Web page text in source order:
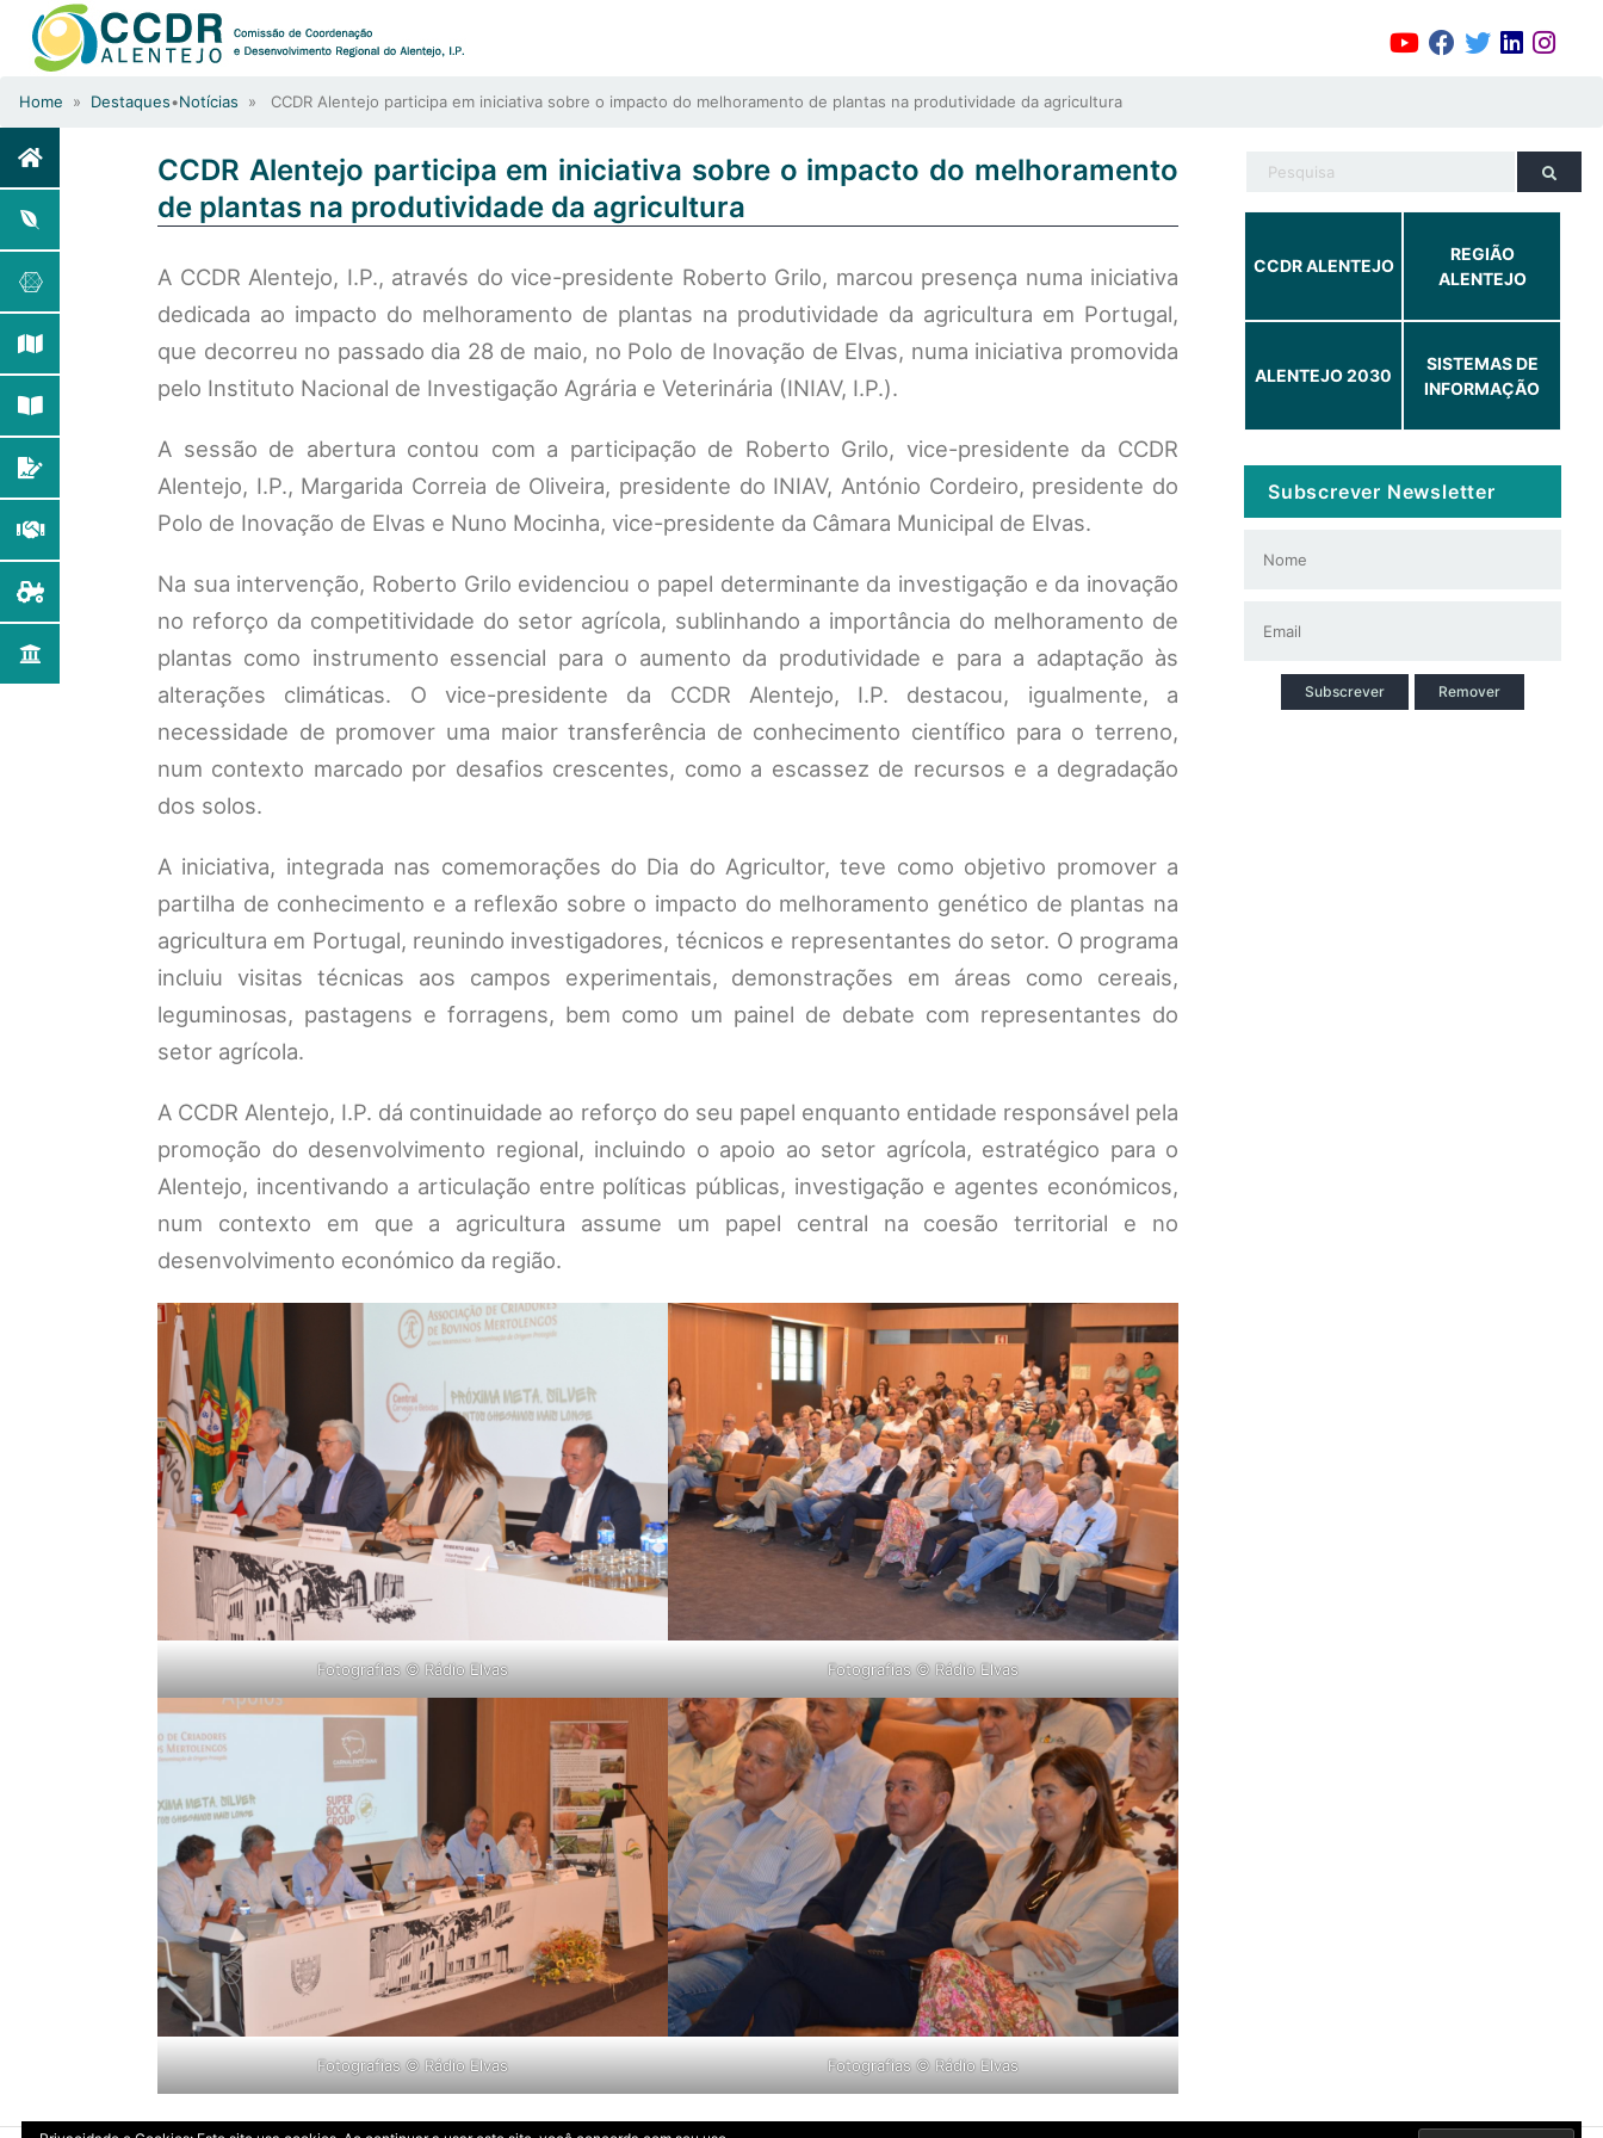
Home » Destaques•Notícias » CCDR Alentejo participa em iniciativa sobre o impacto do melhoramento de plantas na produtividade da agricultura
CCDR Alentejo participa em iniciativa sobre o impacto do melhoramento
de plantas na produtividade da agricultura
A CCDR Alentejo, I.P., através do vice-presidente Roberto Grilo, marcou presença numa iniciativa
dedicada ao impacto do melhoramento de plantas na produtividade da agricultura em Portugal,
que decorreu no passado dia 28 de maio, no Polo de Inovação de Elvas, numa iniciativa promovida
pelo Instituto Nacional de Investigação Agrária e Veterinária (INIAV, I.P.).
A sessão de abertura contou com a participação de Roberto Grilo, vice-presidente da CCDR
Alentejo, I.P., Margarida Correia de Oliveira, presidente do INIAV, António Cordeiro, presidente do
Polo de Inovação de Elvas e Nuno Mocinha, vice-presidente da Câmara Municipal de Elvas.
Na sua intervenção, Roberto Grilo evidenciou o papel determinante da investigação e da inovação
no reforço da competitividade do setor agrícola, sublinhando a importância do melhoramento de
plantas como instrumento essencial para o aumento da produtividade e para a adaptação às
alterações climáticas. O vice-presidente da CCDR Alentejo, I.P. destacou, igualmente, a
necessidade de promover uma maior transferência de conhecimento científico para o terreno,
num contexto marcado por desafios crescentes, como a escassez de recursos e a degradação
dos solos.
A iniciativa, integrada nas comemorações do Dia do Agricultor, teve como objetivo promover a
partilha de conhecimento e a reflexão sobre o impacto do melhoramento genético de plantas na
agricultura em Portugal, reunindo investigadores, técnicos e representantes do setor. O programa
incluiu visitas técnicas aos campos experimentais, demonstrações em áreas como cereais,
leguminosas, pastagens e forragens, bem como um painel de debate com representantes do
setor agrícola.
A CCDR Alentejo, I.P. dá continuidade ao reforço do seu papel enquanto entidade responsável pela
promoção do desenvolvimento regional, incluindo o apoio ao setor agrícola, estratégico para o
Alentejo, incentivando a articulação entre políticas públicas, investigação e agentes económicos,
num contexto em que a agricultura assume um papel central na coesão territorial e no
desenvolvimento económico da região.
Fotografias © Rádio Elvas Fotografias © Rádio Elvas
Fotografias © Rádio Elvas Fotografias © Rádio Elvas
CCDR ALENTEJO
REGIÃO
ALENTEJO
ALENTEJO 2030
SISTEMAS DE
INFORMAÇÃO
Subscrever Newsletter
Subscrever Remover